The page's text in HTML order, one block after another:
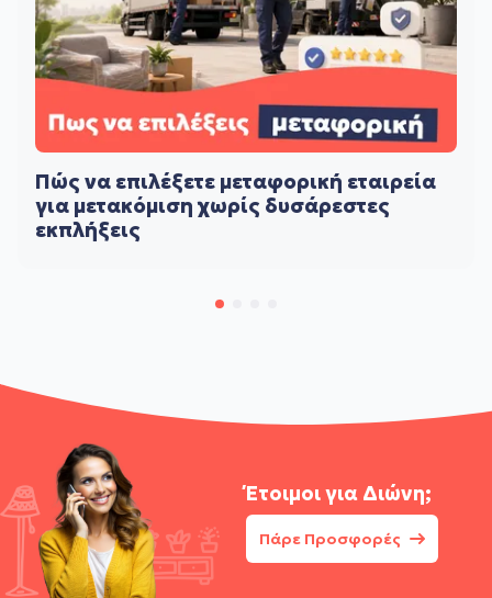
Πώς να επιλέξετε μεταφορική εταιρεία
για μετακόμιση χωρίς δυσάρεστες
εκπλήξεις
Έτοιμοι για Διώνη;
Πάρε Προσφορές